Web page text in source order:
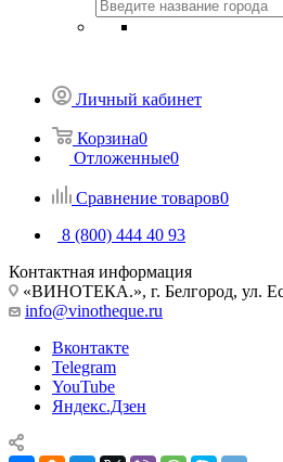
Личный кабинет
Корзина0
Отложенные0
Сравнение товаров0
8 (800) 444 40 93
Контактная информация
«ВИНОТЕКА.», г. Белгород, ул.
info@vinotheque.ru
Вконтакте
Telegram
YouTube
Яндекс.Дзен